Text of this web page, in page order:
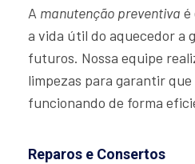
A manutenção preventiva é
a vida útil do aquecedor a
futuros. Nossa equipe
limpezas para garantir
funcionando de forma
Reparos e Consertos